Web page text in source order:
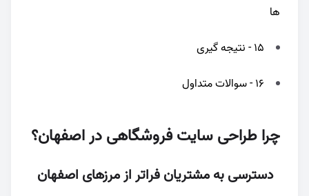
ها
15 - نتیجه گیری
16 - سوالات متداول
چرا طراحی سایت فروشگاهی در اصفهان؟
دسترسی به مشتریان فراتر از مرزهای اصفهان